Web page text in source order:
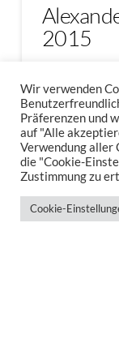
2015
war schon
Read
ALEXANDER
Wir verwenden
Präferenzen und
auf "Alle
Verwendung aller
die "Cookie-
Zustimmung zu
Cookie-